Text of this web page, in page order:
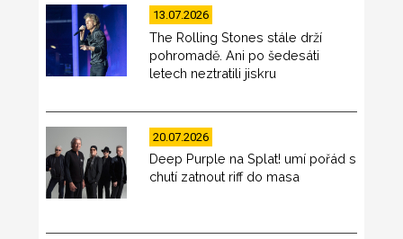
13.07.2026
The Rolling Stones stále drží
pohromadě. Ani po šedesáti
letech neztratili jiskru
20.07.2026
Deep Purple na Splat! umí pořád s
chutí zatnout riff do masa